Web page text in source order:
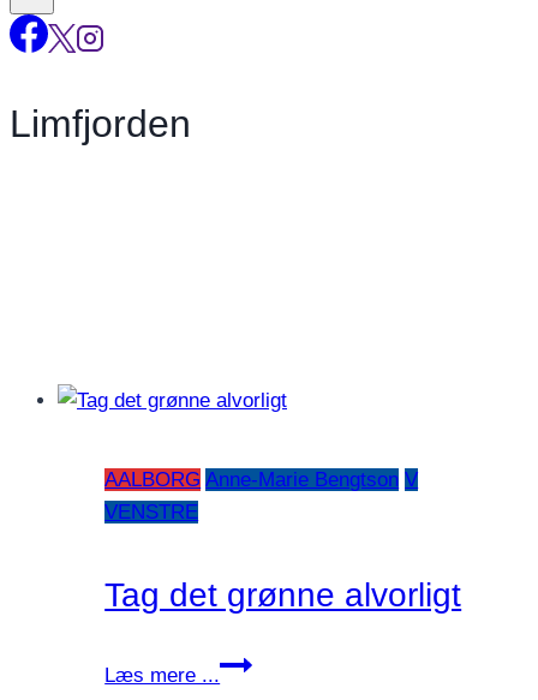
Limfjorden
AALBORG Anne-Marie Bengtson V
VENSTRE
Tag det grønne alvorligt
Læs mere ...
Tag